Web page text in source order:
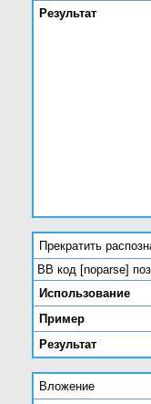
Результат
Прекратить
BB код [noparse]
Использование
Пример
Результат
Вложение